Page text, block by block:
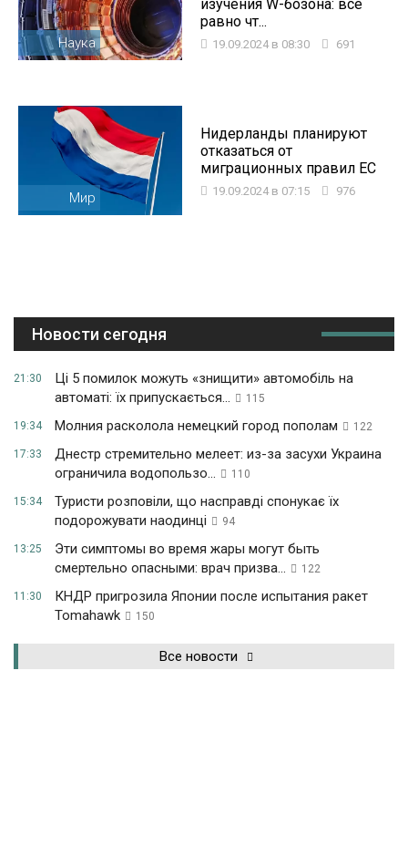
Наука
изучения W-бозона: все
равно чт...
19.09.2024 в 08:30 691
Мир
Нидерланды планируют
отказаться от
миграционных правил ЕС
19.09.2024 в 07:15 976
Новости сегодня
21:30
Ці 5 помилок можуть «знищити» автомобіль на
автоматі: їх припускається...
115
19:34 Молния расколола немецкий город пополам 122
17:33
Днестр стремительно мелеет: из-за засухи Украина
ограничила водопользо...
110
15:34
Туристи розповіли, що насправді спонукає їх
подорожувати наодинці
94
13:25
Эти симптомы во время жары могут быть
смертельно опасными: врач призва...
122
11:30
КНДР пригрозила Японии после испытания ракет
Tomahawk
150
Все новости